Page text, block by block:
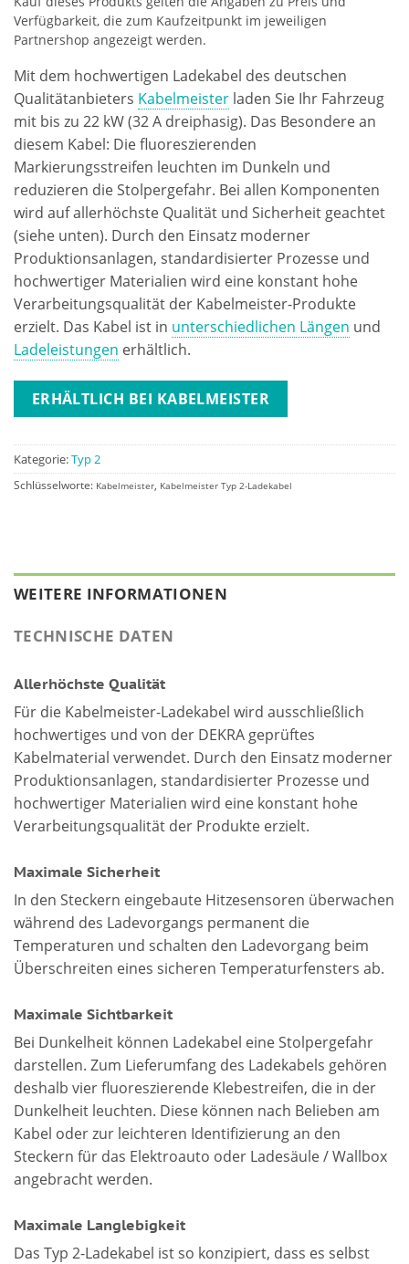
Verfügbarkeit, die zum Kaufzeitpunkt im jeweiligen
Partnershop angezeigt werden.
Mit dem hochwertigen Ladekabel des deutschen
Qualitätanbieters Kabelmeister laden Sie Ihr Fahrzeug
mit bis zu 22 kW (32 A dreiphasig). Das Besondere an
diesem Kabel: Die fluoreszierenden
Markierungsstreifen leuchten im Dunkeln und
reduzieren die Stolpergefahr. Bei allen Komponenten
wird auf allerhöchste Qualität und Sicherheit geachtet
(siehe unten). Durch den Einsatz moderner
Produktionsanlagen, standardisierter Prozesse und
hochwertiger Materialien wird eine konstant hohe
Verarbeitungsqualität der Kabelmeister-Produkte
erzielt. Das Kabel ist in unterschiedlichen Längen und
Ladeleistungen erhältlich.
ERHÄLTLICH BEI KABELMEISTER
Kategorie:Typ 2
Schlüsselworte: Kabelmeister, Kabelmeister Typ 2-Ladekabel
WEITERE INFORMATIONEN
TECHNISCHE DATEN
Allerhöchste Qualität
Für die Kabelmeister-Ladekabel wird ausschließlich
hochwertiges und von der DEKRA geprüftes
Kabelmaterial verwendet. Durch den Einsatz moderner
Produktionsanlagen, standardisierter Prozesse und
hochwertiger Materialien wird eine konstant hohe
Verarbeitungsqualität der Produkte erzielt.
Maximale Sicherheit
In den Steckern eingebaute Hitzesensoren überwachen
während des Ladevorgangs permanent die
Temperaturen und schalten den Ladevorgang beim
Überschreiten eines sicheren Temperaturfensters ab.
Maximale Sichtbarkeit
Bei Dunkelheit können Ladekabel eine Stolpergefahr
darstellen. Zum Lieferumfang des Ladekabels gehören
deshalb vier fluoreszierende Klebestreifen, die in der
Dunkelheit leuchten. Diese können nach Belieben am
Kabel oder zur leichteren Identifizierung an den
Steckern für das Elektroauto oder Ladesäule / Wallbox
angebracht werden.
Maximale Langlebigkeit
Das Typ 2-Ladekabel ist so konzipiert, dass es selbst